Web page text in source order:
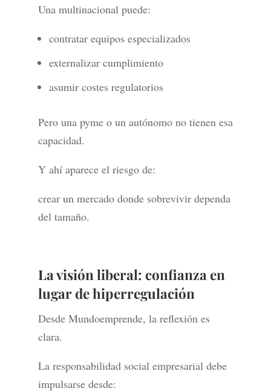
Una multinacional puede:
contratar equipos especializados
externalizar cumplimiento
asumir costes regulatorios
Pero una pyme o un autónomo no tienen esa
capacidad.
Y ahí aparece el riesgo de:
crear un mercado donde sobrevivir dependa
del tamaño.
La visión liberal: confianza en
lugar de hiperregulación
Desde Mundoemprende, la reflexión es
clara.
La responsabilidad social empresarial debe
impulsarse desde: